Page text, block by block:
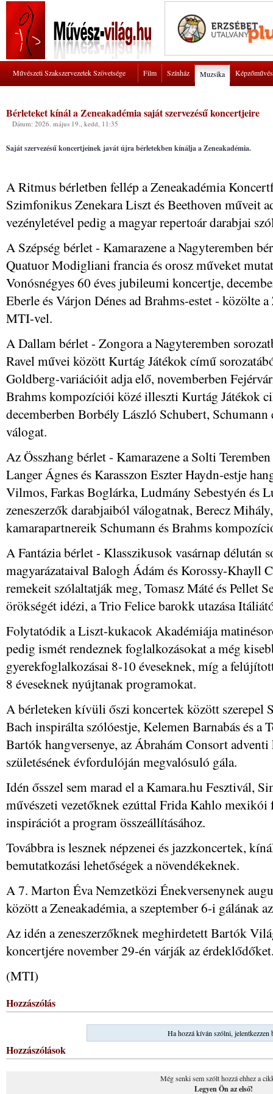
Művészeti Szakszervezetek Szövetsége Film Színház Muzsika
Bérleteket kínál a Zeneakadémia saját szervezésű koncertjeire
Dátum: 2026. május 19., kedd, 11:35
Saját szervezésű koncertjeinek javát újra bérletekben kínálja a Zeneakadémia.
A Ritmus bérletben fellép a Zeneakadémia
Szimfonikus Zenekara Liszt és Beethoven műveit
vezényletével pedig a magyar repertoár darabjai
A Szépség bérlet - Kamarazene a Nagyteremben
Quatuor Modigliani francia és orosz műveket
Vonósnégyes 60 éves jubileumi koncertje,
Eberle és Várjon Dénes ad Brahms-estet - közölte
MTI-vel.
A Dallam bérlet - Zongora a Nagyteremben
Ravel művei között Kurtág Játékok című
Goldberg-variációit adja elő, novemberben
Brahms kompozíciói közé illeszti Kurtág Játékok
decemberben Borbély László Schubert,
válogat.
Az Összhang bérlet - Kamarazene a Solti
Langer Ágnes és Karasszon Eszter Haydn-estje
Vilmos, Farkas Boglárka, Ludmány Sebestyén és
zeneszerzők darabjaiból válogatnak, Berecz
kamarapartnereik Schumann és Brahms
A Fantázia bérlet - Klasszikusok vasárnap délután
magyarázataival Balogh Ádám és Korossy-Khayll
remekeit szólaltatják meg, Tomasz Máté és Pellet
örökségét idézi, a Trio Felice barokk utazása
Folytatódik a Liszt-kukacok Akadémiája
pedig ismét rendeznek foglalkozásokat a még
gyerekfoglalkozásai 8-10 éveseknek, míg a
8 éveseknek nyújtanak programokat.
A bérleteken kívüli őszi koncertek között szerepel
Bach inspirálta szólóestje, Kelemen Barnabás és a
Bartók hangversenye, az Ábrahám Consort
születésének évfordulóján megvalósuló gála.
Idén ősszel sem marad el a Kamara.hu Fesztivál,
művészeti vezetőknek ezúttal Frida Kahlo mexikói
inspirációt a program összeállításához.
Továbbra is lesznek népzenei és jazzkoncertek,
bemutatkozási lehetőségek a növendékeknek.
A 7. Marton Éva Nemzetközi Énekversenynek
között a Zeneakadémia, a szeptember 6-i gálának
Az idén a zeneszerzőknek meghirdetett Bartók
koncertjére november 29-én várják az
(MTI)
Hozzászólás
Ha hozzá kíván szólni, jelentkezzen
Hozzászólások
Még senki sem szólt hozzá ehhez a
Legyen Ön az első!